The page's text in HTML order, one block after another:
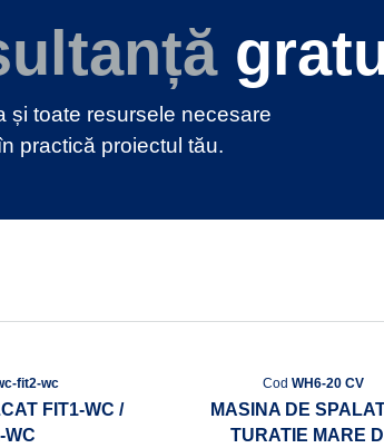
și toate resursele necesare
practică proiectul tău.
fit2-wc
FIT1-WC /
WC
CodWH6-20 CV
MASINA DE
TURATIE MARE